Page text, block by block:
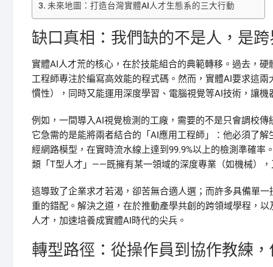
未來地圖：打造台灣實體AI人才生態系的三大行動
缺口真相：我們缺的不是人，是
實體AI人才荒的核心，在於技能組合的典範轉移。過去，
工程師專注於編寫高效能的程式碼。然而，實體AI要求這
慣性），同時又能運用深度學習、電腦視覺等AI技術，讓
例如，一間導入AI視覺檢測的工廠，需要的不是只會調校
它急需的是能將兩者結合的「AI應用工程師」：他必須了
經網路模型，在實時流水線上達到99.9%以上的檢測準確
類「T型人才」——既擁有某一領域的深度專業（如機械）
這導致了企業求才若渴，卻苦無合適人選；而許多具備單
重的錯配。解決之道，在於推動產學共創的跨領域學程，
人才，加速培養成實體AI時代的尖兵。
轉型路徑：從操作員到協作教練